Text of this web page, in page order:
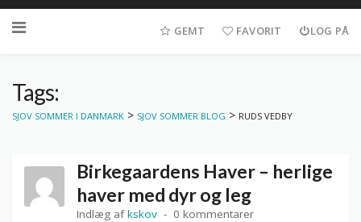
til
GEMT FAVORIT LOG PÅ
Tags:
SJOV SOMMER I DANMARK > SJOV SOMMER BLOG > RUDS VEDBY
Birkegaardens Haver – herlige
haver med dyr og leg
Indlæg afkskov 0 kommentarer